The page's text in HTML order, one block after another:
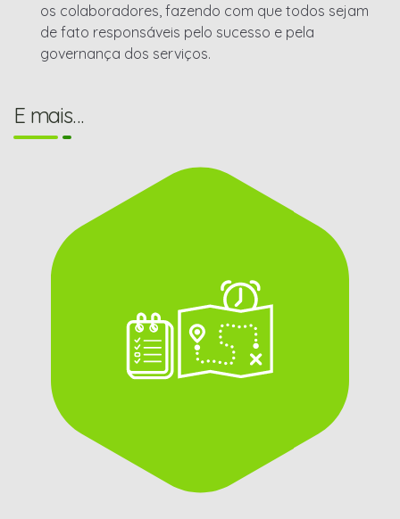
os colaboradores, fazendo com que todos sejam
de fato responsáveis pelo sucesso e pela
governança dos serviços.
E mais…